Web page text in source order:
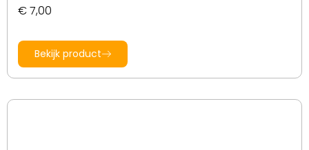
€7,00
Bekijk product